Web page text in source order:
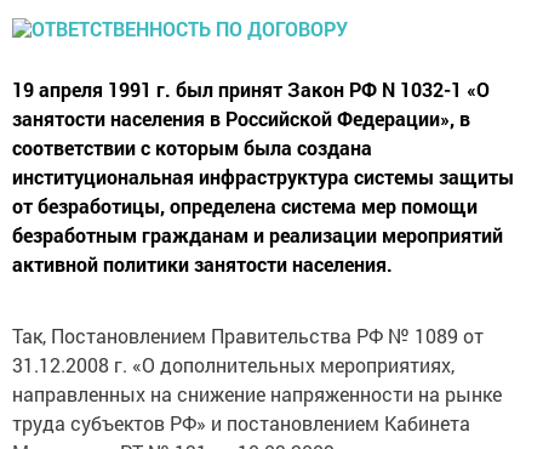
19 апреля 1991 г. был принят Закон РФ N 1032-1 «О
занятости населения в Российской Федерации», в
соответствии с которым была создана
институциональная инфраструктура системы защиты
от безработицы, определена система мер помощи
безработным гражданам и реализации мероприятий
активной политики занятости населения.
Так, Постановлением Правительства РФ № 1089 от
31.12.2008 г. «О дополнительных мероприятиях,
направленных на снижение напряженности на рынке
труда субъектов РФ» и постановлением Кабинета